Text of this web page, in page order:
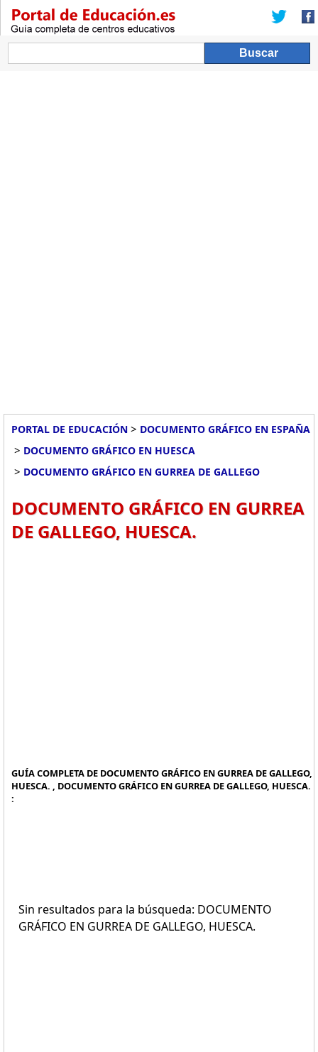
PORTAL DE EDUCACIÓN > DOCUMENTO GRÁFICO EN ESPAÑA
> DOCUMENTO GRÁFICO EN HUESCA
> DOCUMENTO GRÁFICO EN GURREA DE GALLEGO
DOCUMENTO GRÁFICO EN GURREA
DE GALLEGO, HUESCA.
GUÍA COMPLETA DE DOCUMENTO GRÁFICO EN GURREA DE GALLEGO,
HUESCA. , DOCUMENTO GRÁFICO EN GURREA DE GALLEGO, HUESCA.
:
Sin resultados para la búsqueda: DOCUMENTO
GRÁFICO EN GURREA DE GALLEGO, HUESCA.